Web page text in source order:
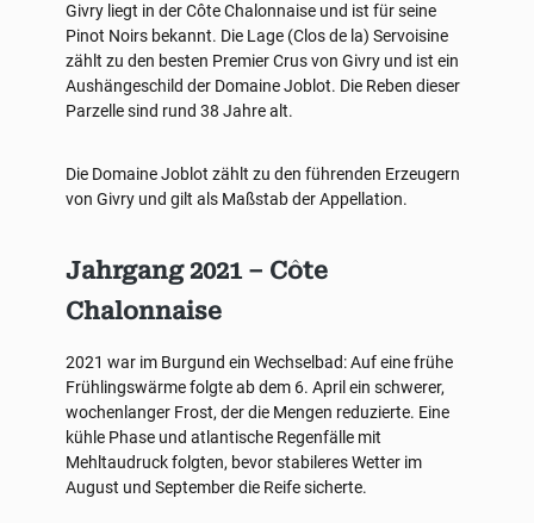
Givry liegt in der Côte Chalonnaise und ist für seine
Pinot Noirs bekannt. Die Lage (Clos de la) Servoisine
zählt zu den besten Premier Crus von Givry und ist ein
Aushängeschild der Domaine Joblot. Die Reben dieser
Parzelle sind rund 38 Jahre alt.
Die Domaine Joblot zählt zu den führenden Erzeugern
von Givry und gilt als Maßstab der Appellation.
Jahrgang 2021 – Côte
Chalonnaise
2021 war im Burgund ein Wechselbad: Auf eine frühe
Frühlingswärme folgte ab dem 6. April ein schwerer,
wochenlanger Frost, der die Mengen reduzierte. Eine
kühle Phase und atlantische Regenfälle mit
Mehltaudruck folgten, bevor stabileres Wetter im
August und September die Reife sicherte.